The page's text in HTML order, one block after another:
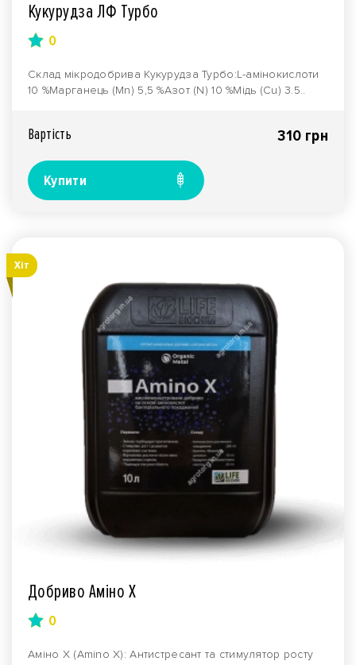
Кукурудза ЛФ Турбо
0
Склад мікродобрива Кукурудза Турбо:L-амінокислоти
10 %Марганець (Mn) 5,5 %Азот (N) 10 %Мідь (Cu) 3.5..
Вартiсть 310 грн
Купити
Хiт
Добриво Аміно Х
0
Аміно Х (Amino X): Антистресант та стимулятор росту